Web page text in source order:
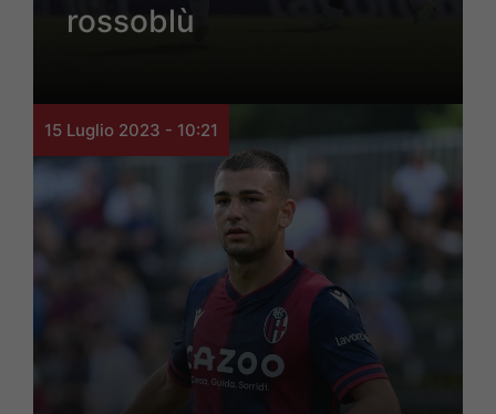
rossoblù
15 Luglio 2023 - 10:21